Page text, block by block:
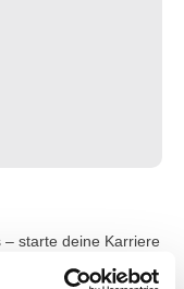
– starte deine Karriere